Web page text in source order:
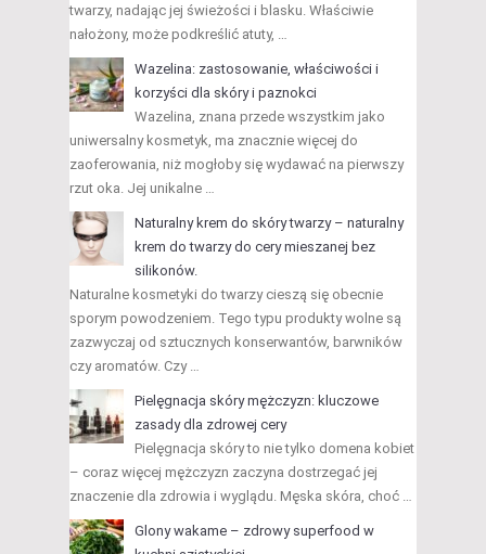
twarzy, nadając jej świeżości i blasku. Właściwie
nałożony, może podkreślić atuty, …
Wazelina: zastosowanie, właściwości i
korzyści dla skóry i paznokci
Wazelina, znana przede wszystkim jako
uniwersalny kosmetyk, ma znacznie więcej do
zaoferowania, niż mogłoby się wydawać na pierwszy
rzut oka. Jej unikalne …
Naturalny krem do skóry twarzy – naturalny
krem do twarzy do cery mieszanej bez
silikonów.
Naturalne kosmetyki do twarzy cieszą się obecnie
sporym powodzeniem. Tego typu produkty wolne są
zazwyczaj od sztucznych konserwantów, barwników
czy aromatów. Czy …
Pielęgnacja skóry mężczyzn: kluczowe
zasady dla zdrowej cery
Pielęgnacja skóry to nie tylko domena kobiet
– coraz więcej mężczyzn zaczyna dostrzegać jej
znaczenie dla zdrowia i wyglądu. Męska skóra, choć …
Glony wakame – zdrowy superfood w